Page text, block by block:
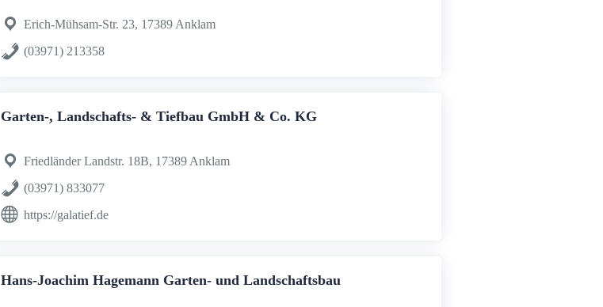
Erich-Mühsam-Str. 23, 17389 Anklam
(03971) 213358
Garten-, Landschafts- & Tiefbau GmbH & Co. KG
Friedländer Landstr. 18B, 17389 Anklam
(03971) 833077
https://galatief.de
Hans-Joachim Hagemann Garten- und Landschaftsbau